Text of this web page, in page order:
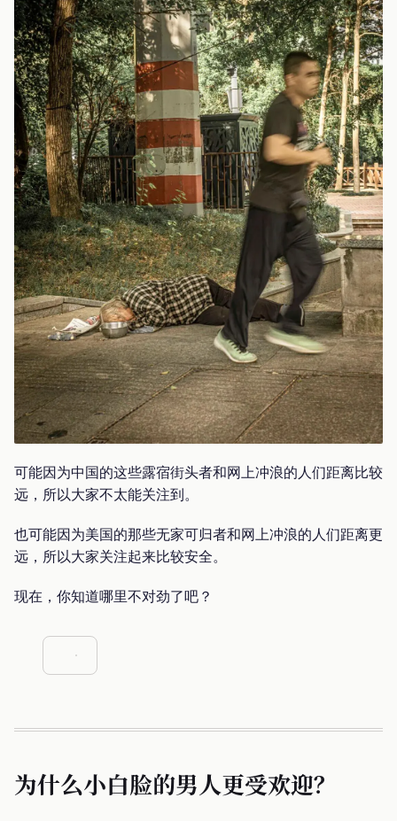
可能因为中国的这些露宿街头者和网上冲浪的人们距离比较
远，所以大家不太能关注到。
也可能因为美国的那些无家可归者和网上冲浪的人们距离更
远，所以大家关注起来比较安全。
现在，你知道哪里不对劲了吧？
为什么小白脸的男人更受欢迎？